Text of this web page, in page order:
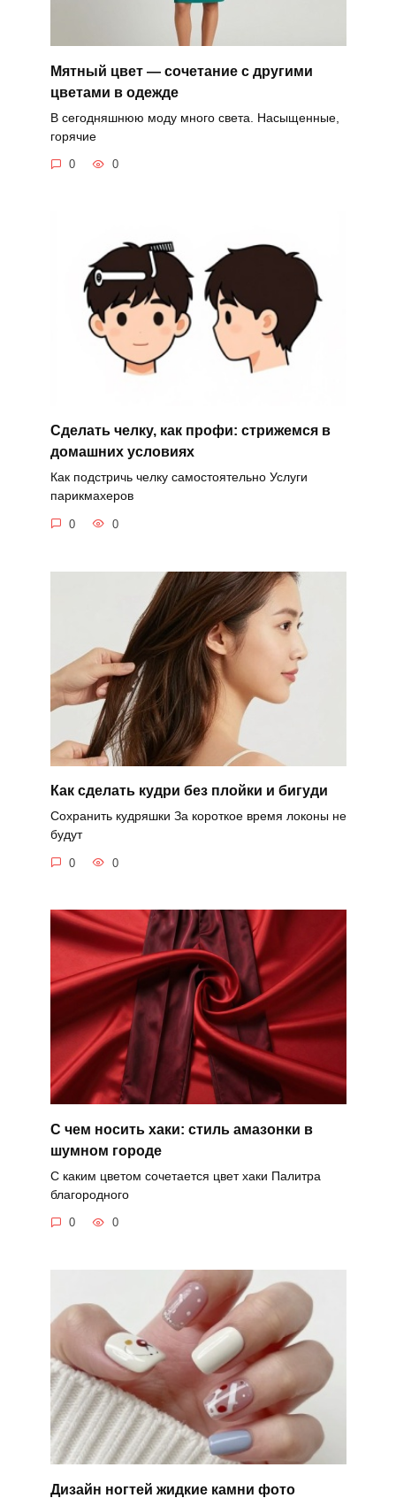
Мятный цвет — сочетание с другими
цветами в одежде
В сегодняшнюю моду много света. Насыщенные,
горячие
0 0
Сделать челку, как профи: стрижемся в
домашних условиях
Как подстричь челку самостоятельно Услуги
парикмахеров
0 0
Как сделать кудри без плойки и бигуди
Сохранить кудряшки За короткое время локоны не
будут
0 0
С чем носить хаки: стиль амазонки в
шумном городе
С каким цветом сочетается цвет хаки Палитра
благородного
0 0
Дизайн ногтей жидкие камни фото